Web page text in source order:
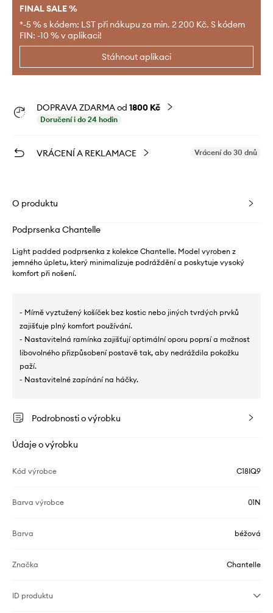
FINAL SALE %
*-5 % s kódem: LST při nákupu za min. 2 200 Kč. S kódem
FIN: -10 % v aplikaci!
Stáhnout aplikaci
DOPRAVA ZDARMA od 1800 Kč
Doručení i do 24 hodin
VRÁCENÍ A REKLAMACE Vrácení do 30 dnů
O produktu
Podprsenka Chantelle
Light padded podprsenka z kolekce Chantelle. Model vyroben z
jemného úpletu, který minimalizuje podráždění a poskytuje vysoký
komfort při nošení.
- Mírně vyztužený košíček bez kostic nebo jiných tvrdých prvků
zajišťuje plný komfort používání.
- Nastavitelná ramínka zajišťují optimální oporu poprsí a možnost
libovolného přizpůsobení postavě tak, aby nedráždila pokožku
paží.
- Nastavitelné zapínání na háčky.
Podrobnosti o výrobku
Údaje o výrobku
Kód výrobce C18IQ9
Barva výrobce 01N
Barva béžová
Značka Chantelle
ID produktu